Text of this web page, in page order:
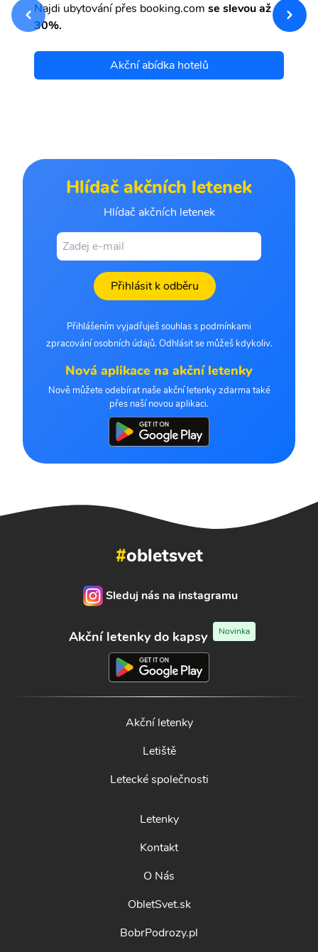
Najdi ubytování přes booking.com se slevou až
30%.
Akční abídka hotelů
Hlídač akčních letenek
Hlídač akčních letenek
Přihlásit k odběru
Přihlášením vyjadřuješ souhlas s podmínkami
zpracování osobních údajů. Odhlásit se můžeš kdykoliv.
Nová aplikace na akční letenky
Nově můžete odebírat naše akční letenky zdarma také
přes naší novou aplikaci.
#obletsvet
Sleduj nás na instagramu
Akční letenky do kapsy Novinka
Akční letenky
Letiště
Letecké společnosti
Letenky
Kontakt
O Nás
ObletSvet.sk
BobrPodrozy.pl